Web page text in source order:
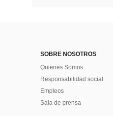
SOBRE NOSOTROS
Quienes Somos
Responsabilidad social
Empleos
Sala de prensa